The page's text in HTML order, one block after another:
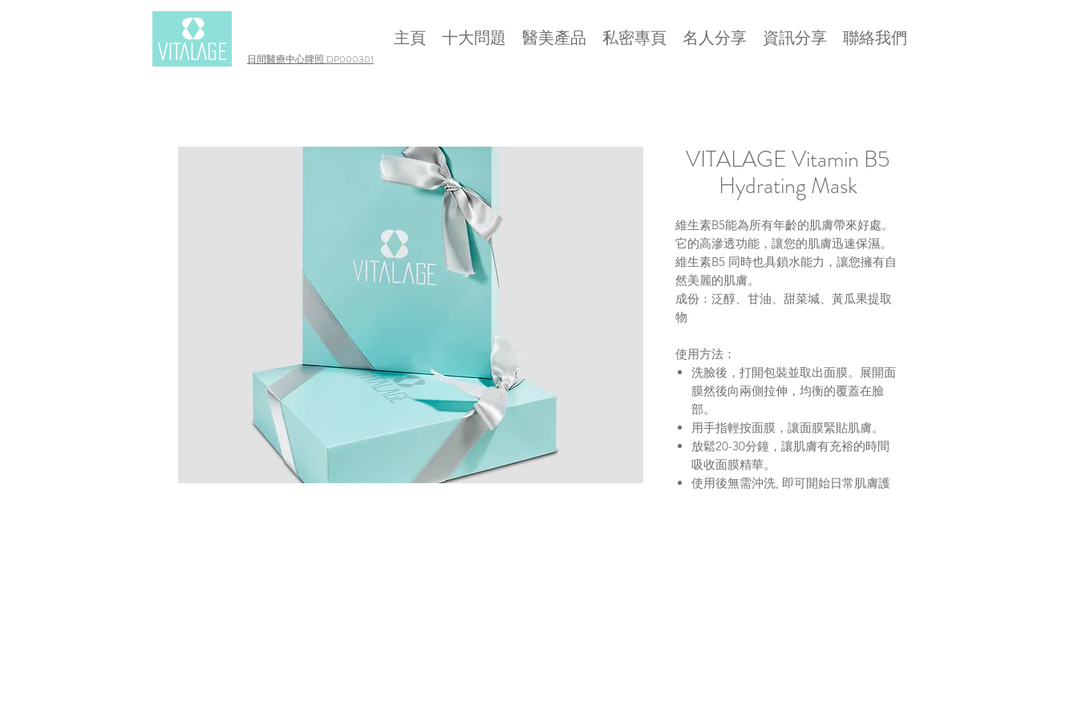
主頁 十大問題 醫美產品 私密專頁 名人分享 資訊分享 聯絡我們
日間醫療中心牌照 DP000301
VITALAGE Vitamin B5
Hydrating Mask
維生素B5能為所有年齡的肌膚帶來好處。
它的高滲透功能，讓您的肌膚迅速保濕。
維生素B5 同時也具鎖水能力，讓您擁有自
然美麗的肌膚。
成份： 泛醇、甘油、甜菜堿、黃瓜果提取
物
使用方法：
洗臉後，打開包裝並取出面膜。展開面
膜然後向兩側拉伸，均衡的覆蓋在臉
部。
用手指輕按面膜，讓面膜緊貼肌膚。
放鬆20-30分鐘，讓肌膚有充裕的時間
吸收面膜精華。
使用後無需沖洗, 即可開始日常肌膚護